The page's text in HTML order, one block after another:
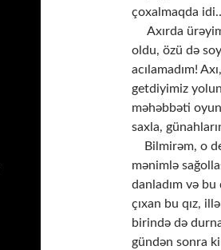
çoxalmaqda
Axırda
oldu, özü də
acılamadım!
getdiyimiz
məhəbbəti
saxla,
Bilmirəm, o
mənimlə
danladım və
çıxan bu qız,
birində də
gündən sonra